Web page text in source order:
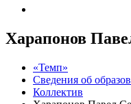
Харапонов
«Темп»
Сведения об
Коллектив